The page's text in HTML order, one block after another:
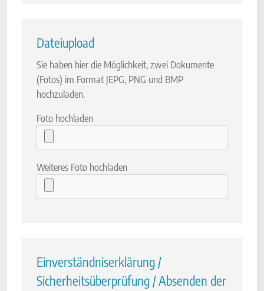
Dateiupload
Sie haben hier die Möglichkeit, zwei Dokumente
(Fotos) im Format JEPG, PNG und BMP
hochzuladen.
Foto hochladen
Weiteres Foto hochladen
Einverständniserklärung /
Sicherheitsüberprüfung / Absenden der